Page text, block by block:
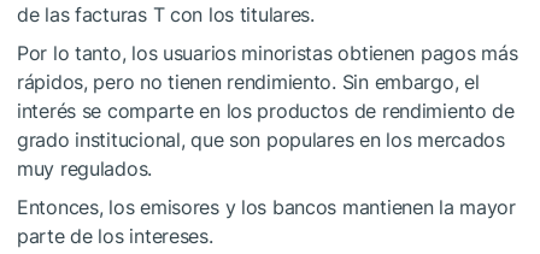
de las facturas T con los titulares.
Por lo tanto, los usuarios minoristas obtienen pagos más
rápidos, pero no tienen rendimiento. Sin embargo, el
interés se comparte en los productos de rendimiento de
grado institucional, que son populares en los mercados
muy regulados.
Entonces, los emisores y los bancos mantienen la mayor
parte de los intereses.